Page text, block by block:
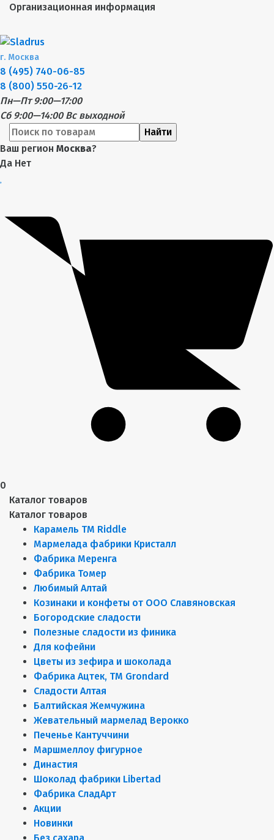
Организационная информация
г. Москва
8 (495) 740-06-85
8 (800) 550-26-12
Пн—Пт 9:00—17:00
Сб 9:00—14:00 Вс выходной
Найти
Ваш регион Москва?
Да Нет
0
Каталог товаров
Каталог товаров
Карамель ТМ Riddle
Мармелада фабрики Кристалл
Фабрика Меренга
Фабрика Томер
Любимый Алтай
Козинаки и конфеты от ООО Славяновская
Богородские сладости
Полезные сладости из финика
Для кофейни
Цветы из зефира и шоколада
Фабрика Ацтек, ТМ Grondard
Сладости Алтая
Балтийская Жемчужина
Жевательный мармелад Верокко
Печенье Кантуччини
Маршмеллоу фигурное
Династия
Шоколад фабрики Libertad
Фабрика СладАрт
Акции
Новинки